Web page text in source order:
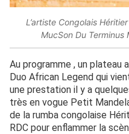
L’artiste Congolais
MucSon Du Terminus
Au programme , un plateau
Duo African Legend qui
une prestation il y a
très en vogue Petit
de la rumba congolaise
RDC pour enflammer la